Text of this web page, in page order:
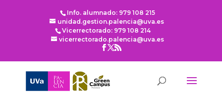
Info. alumnado: 979 108 215
unidad.gestion.palencia@uva.es
Vicerrectorado: 979 108 214
vicerrectorado.palencia@uva.es